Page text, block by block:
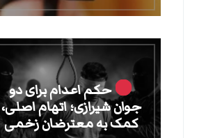
حکم اعدام برای دو
جوان شیرازی؛ اتهام اصلی،
کمک به معترضان زخمی